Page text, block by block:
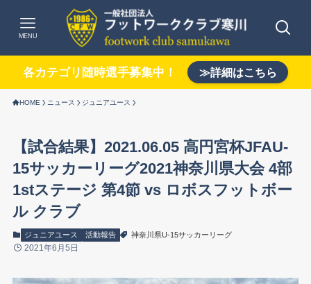
MENU
各カテゴリ随時選手募集中！ ≫詳細はこちら
HOME ニュース ジュニアユース
【試合結果】2021.06.05 高円宮杯JFAU-
15サッカーリーグ2021神奈川県大会 4部
1stステージ 第4節 vs ロボスフットボー
ル クラブ
ジュニアユース 活動報告 神奈川県U-15サッカーリーグ
2021年6月5日